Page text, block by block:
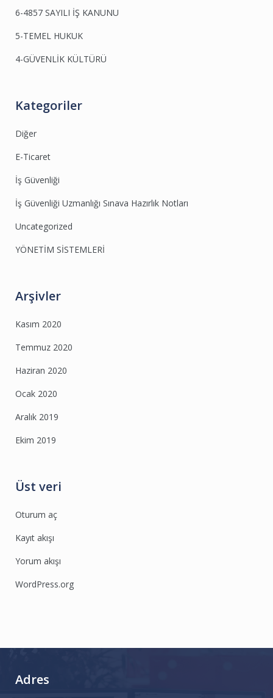
6-4857 SAYILI İŞ KANUNU
5-TEMEL HUKUK
4-GÜVENLİK KÜLTÜRÜ
Kategoriler
Diğer
E-Ticaret
İş Güvenliği
İş Güvenliği Uzmanlığı Sınava Hazırlık Notları
Uncategorized
YÖNETİM SİSTEMLERİ
Arşivler
Kasım 2020
Temmuz 2020
Haziran 2020
Ocak 2020
Aralık 2019
Ekim 2019
Üst veri
Oturum aç
Kayıt akışı
Yorum akışı
WordPress.org
Adres